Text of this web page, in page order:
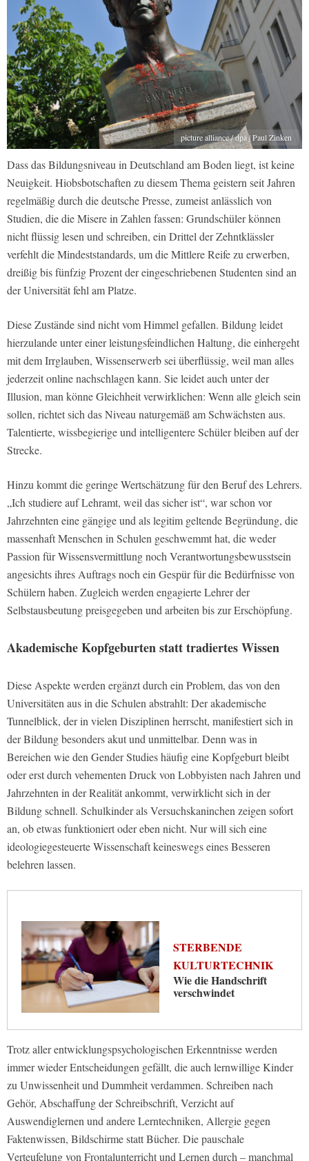
picture alliance / dpa | Paul Zinken
Dass das Bildungsniveau in Deutschland am Boden liegt, ist keine
Neuigkeit. Hiobsbotschaften zu diesem Thema geistern seit Jahren
regelmäßig durch die deutsche Presse, zumeist anlässlich von
Studien, die die Misere in Zahlen fassen: Grundschüler können
nicht flüssig lesen und schreiben, ein Drittel der Zehntklässler
verfehlt die Mindeststandards, um die Mittlere Reife zu erwerben,
dreißig bis fünfzig Prozent der eingeschriebenen Studenten sind an
der Universität fehl am Platze.
Diese Zustände sind nicht vom Himmel gefallen. Bildung leidet
hierzulande unter einer leistungsfeindlichen Haltung, die einhergeht
mit dem Irrglauben, Wissenserwerb sei überflüssig, weil man alles
jederzeit online nachschlagen kann. Sie leidet auch unter der
Illusion, man könne Gleichheit verwirklichen: Wenn alle gleich sein
sollen, richtet sich das Niveau naturgemäß am Schwächsten aus.
Talentierte, wissbegierige und intelligentere Schüler bleiben auf der
Strecke.
Hinzu kommt die geringe Wertschätzung für den Beruf des Lehrers.
„Ich studiere auf Lehramt, weil das sicher ist“, war schon vor
Jahrzehnten eine gängige und als legitim geltende Begründung, die
massenhaft Menschen in Schulen geschwemmt hat, die weder
Passion für Wissensvermittlung noch Verantwortungsbewusstsein
angesichts ihres Auftrags noch ein Gespür für die Bedürfnisse von
Schülern haben. Zugleich werden engagierte Lehrer der
Selbstausbeutung preisgegeben und arbeiten bis zur Erschöpfung.
Akademische Kopfgeburten statt tradiertes Wissen
Diese Aspekte werden ergänzt durch ein Problem, das von den
Universitäten aus in die Schulen abstrahlt: Der akademische
Tunnelblick, der in vielen Disziplinen herrscht, manifestiert sich in
der Bildung besonders akut und unmittelbar. Denn was in
Bereichen wie den Gender Studies häufig eine Kopfgeburt bleibt
oder erst durch vehementen Druck von Lobbyisten nach Jahren und
Jahrzehnten in der Realität ankommt, verwirklicht sich in der
Bildung schnell. Schulkinder als Versuchskaninchen zeigen sofort
an, ob etwas funktioniert oder eben nicht. Nur will sich eine
ideologiegesteuerte Wissenschaft keineswegs eines Besseren
belehren lassen.
STERBENDE
KULTURTECHNIK
Wie die Handschrift
verschwindet
Trotz aller entwicklungspsychologischen Erkenntnisse werden
immer wieder Entscheidungen gefällt, die auch lernwillige Kinder
zu Unwissenheit und Dummheit verdammen. Schreiben nach
Gehör, Abschaffung der Schreibschrift, Verzicht auf
Auswendiglernen und andere Lerntechniken, Allergie gegen
Faktenwissen, Bildschirme statt Bücher. Die pauschale
Verteufelung von Frontalunterricht und Lernen durch – manchmal